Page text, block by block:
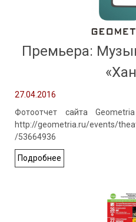
Премьера:
27.04.2016
Фотоотчет сайта
http://geometria.ru/events/
/53664936
Подробнее